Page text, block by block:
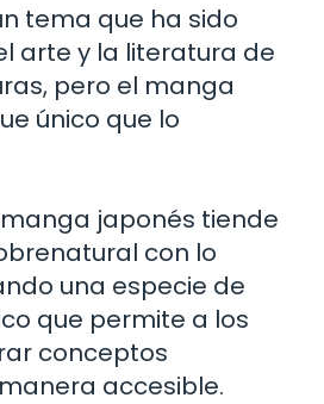
tema que ha sido
arte y la literatura de
pero el manga
único que lo
manga japonés tiende
con lo
una especie de
que permite a los
conceptos
accesible.